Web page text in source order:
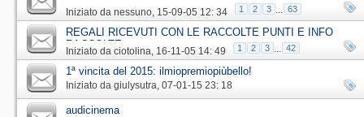
Iniziato da nessuno‎, 15-09-05 12: 34 1 2 3 ... 63
REGALI RICEVUTI CON LE RACCOLTE PUNTI E INFO
RACCOLTE
Iniziato da ciotolina‎, 16-11-05 14: 49 1 2 3 ... 42
1ª vincita del 2015: ilmiopremiopiùbello!
Iniziato da giulysutra‎, 07-01-15 23: 18
audicinema